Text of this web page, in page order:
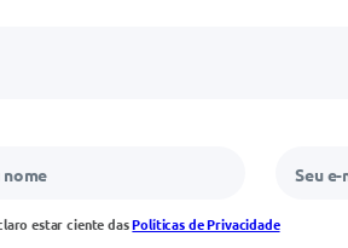
estar ciente dasPolíticas de Privacidade